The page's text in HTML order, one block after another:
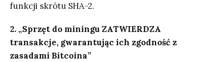
funkcji skrótu SHA-2.
2. „Sprzęt do miningu ZATWIERDZA
transakcje, gwarantując ich zgodność z
zasadami Bitcoina”